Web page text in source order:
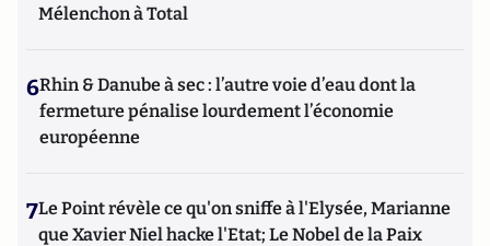
Mélenchon à Total
6Rhin & Danube à sec : l’autre voie d’eau dont la
fermeture pénalise lourdement l’économie
européenne
7Le Point révèle ce qu'on sniffe à l'Elysée, Marianne
que Xavier Niel hacke l'Etat; Le Nobel de la Paix